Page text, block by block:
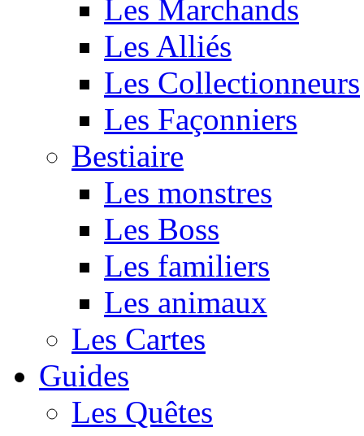
Les Marchands
Les Alliés
Les Collectionneurs
Les Façonniers
Bestiaire
Les monstres
Les Boss
Les familiers
Les animaux
Les Cartes
Guides
Les Quêtes